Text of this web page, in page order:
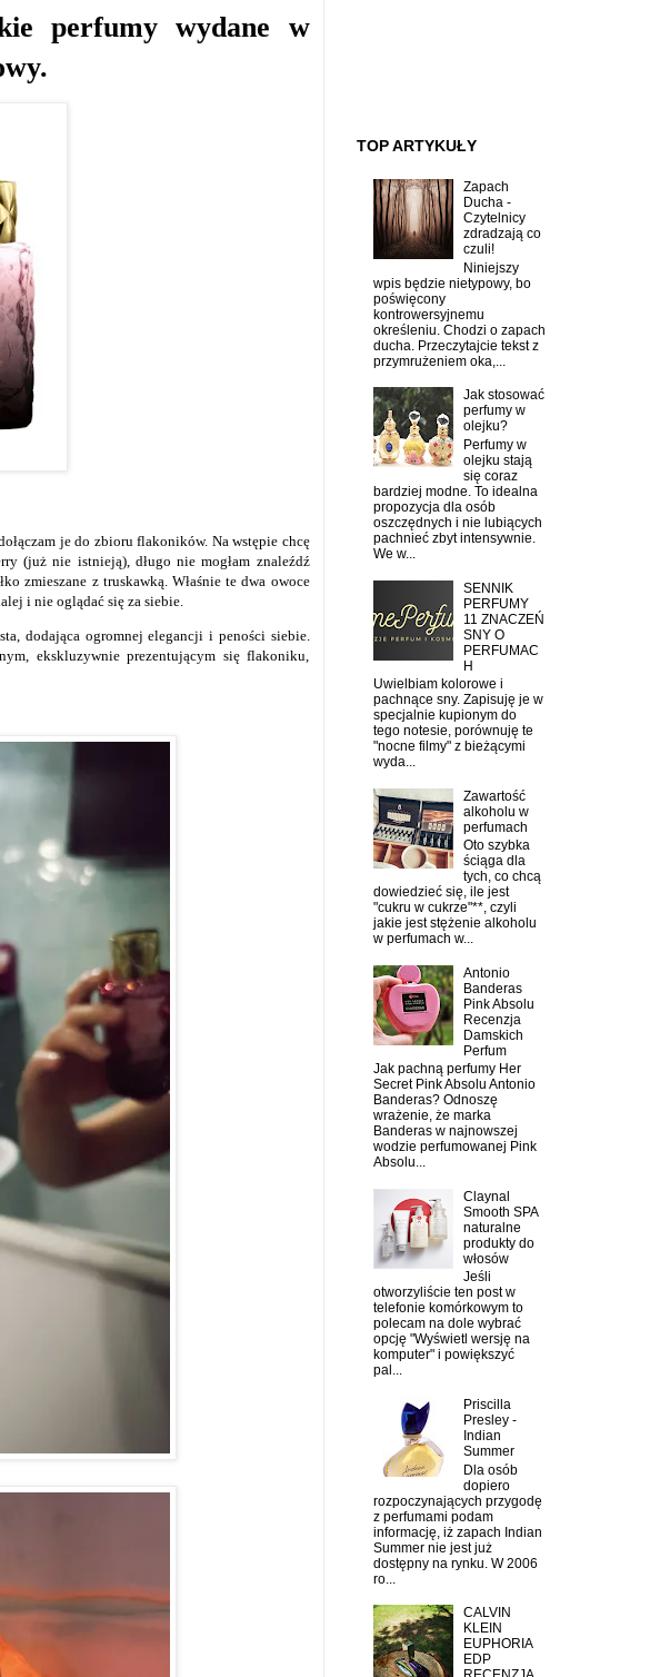
perfumy wydane w
je do zbioru flakoników. Na wstępie chcę
(już nie istnieją), długo nie mogłam znaleźdź
zmieszane z truskawką. Właśnie te dwa owoce
i nie oglądać się za siebie.
dodająca ogromnej elegancji i peności siebie.
ekskluzywnie prezentującym się flakoniku,
TOP ARTYKUŁY
Zapach
Ducha -
Czytelnicy
zdradzają co
czuli!
Niniejszy
wpis będzie nietypowy, bo
poświęcony
kontrowersyjnemu
określeniu. Chodzi o zapach
ducha. Przeczytajcie tekst z
przymrużeniem oka,...
Jak stosować
perfumy w
olejku?
Perfumy w
olejku stają
się coraz
bardziej modne. To idealna
propozycja dla osób
oszczędnych i nie lubiących
pachnieć zbyt intensywnie.
We w...
SENNIK
PERFUMY
11 ZNACZEŃ
SNY O
PERFUMAC
H
Uwielbiam kolorowe i
pachnące sny. Zapisuję je w
specjalnie kupionym do
tego notesie, porównuję te
"nocne filmy" z bieżącymi
wyda...
Zawartość
alkoholu w
perfumach
Oto szybka
ściąga dla
tych, co chcą
dowiedzieć się, ile jest
"cukru w cukrze"**, czyli
jakie jest stężenie alkoholu
w perfumach w...
Antonio
Banderas
Pink Absolu
Recenzja
Damskich
Perfum
Jak pachną perfumy Her
Secret Pink Absolu Antonio
Banderas? Odnoszę
wrażenie, że marka
Banderas w najnowszej
wodzie perfumowanej Pink
Absolu...
Claynal
Smooth SPA
naturalne
produkty do
włosów
Jeśli
otworzyliście ten post w
telefonie komórkowym to
polecam na dole wybrać
opcję "Wyświetl wersję na
komputer" i powiększyć
pal...
Priscilla
Presley -
Indian
Summer
Dla osób
dopiero
rozpoczynających przygodę
z perfumami podam
informację, iż zapach Indian
Summer nie jest już
dostępny na rynku. W 2006
ro...
CALVIN
KLEIN
EUPHORIA
EDP